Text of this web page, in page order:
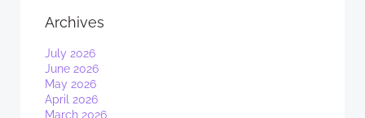
Archives
July 2026
June 2026
May 2026
April 2026
March 2026